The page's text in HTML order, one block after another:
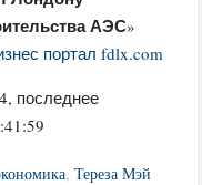
АЭС»
портал fdlx.com
, последнее
,Тереза Мэй